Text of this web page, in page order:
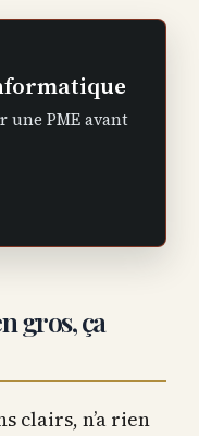
PME avant
gros, ça
clairs, n’a rien